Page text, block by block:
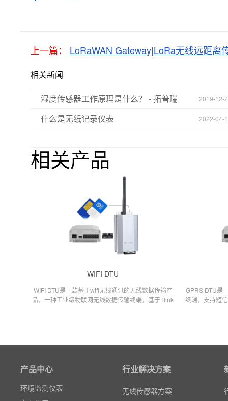
上一篇： LoRaWAN Gateway|LoRa无线远距离
相关新闻
湿度传感器工作原理是什么？ - 拓普瑞 2019-12-
什么是无纸记录仪表 2022-04-
相关产品
WIFI DTU
WIFI DTU是一款基于wifi无线通讯的无线数据传输产
品，一种工业级物联网无线数据传输终端，基于Tlink
GPRS DTU是
终端，支持短
产品中心
无线智能传感器
环境监测仪表
行业解决方案
无线传感器方案